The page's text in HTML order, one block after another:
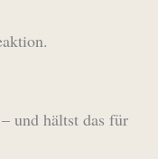
und hältst das für